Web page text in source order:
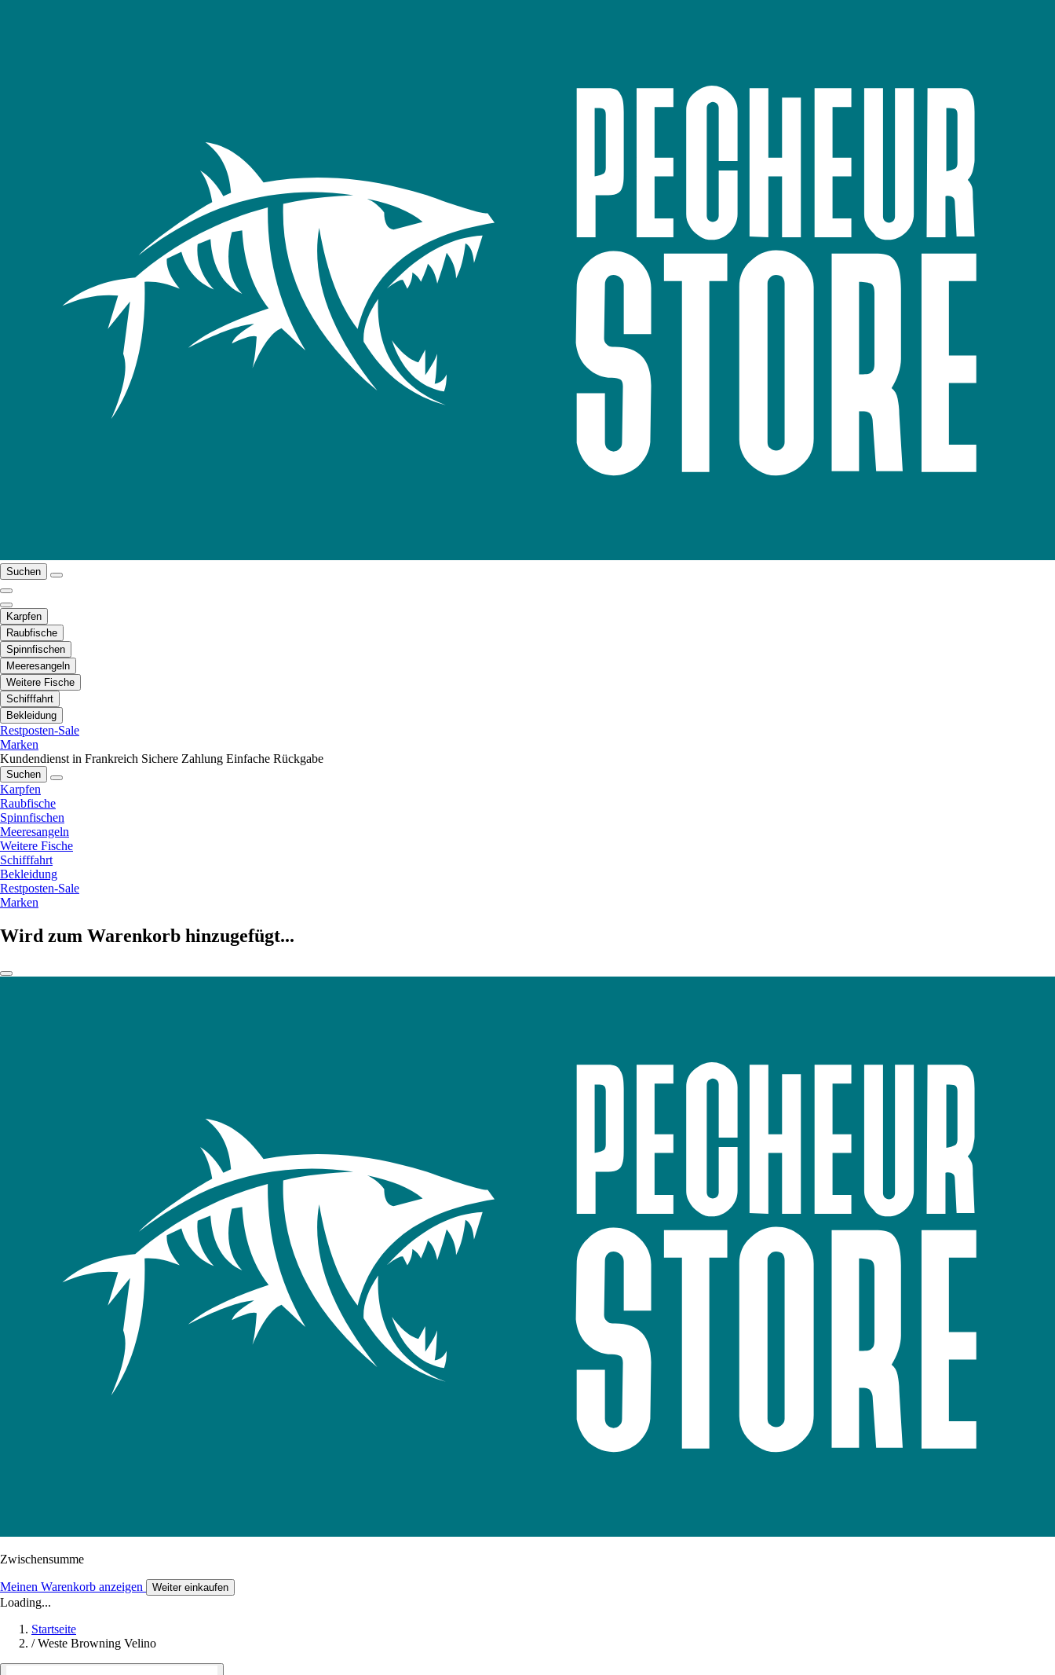
Suchen
Karpfen
Raubfische
Spinnfischen
Meeresangeln
Weitere Fische
Schifffahrt
Bekleidung
Restposten-Sale
Marken
Kundendienst in Frankreich Sichere Zahlung Einfache Rückgabe
Suchen
Karpfen
Raubfische
Spinnfischen
Meeresangeln
Weitere Fische
Schifffahrt
Bekleidung
Restposten-Sale
Marken
Wird zum Warenkorb hinzugefügt...
Zwischensumme
Meinen Warenkorb anzeigen Weiter einkaufen
Loading...
Startseite
/ Weste Browning Velino